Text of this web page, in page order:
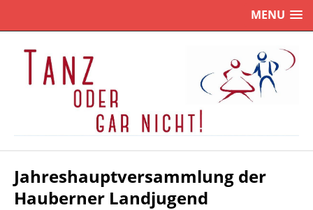
MENU
Jahreshauptversammlung der
Hauberner Landjugend